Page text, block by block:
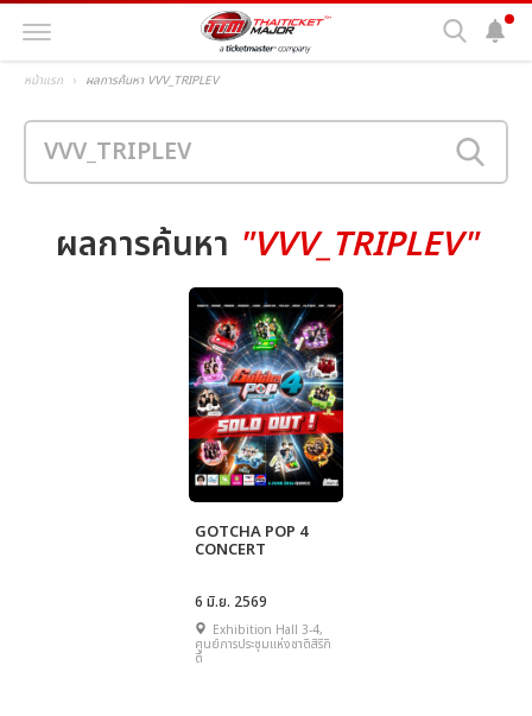
หน้าแรก ผลการค้นหา VVV_TRIPLEV
ผลการค้นหา "VVV_TRIPLEV"
GOTCHA POP 4
CONCERT
6 มิ.ย. 2569
Exhibition Hall 3-4,
ศูนย์การประชุมแห่งชาติสิริกิ
ติ์